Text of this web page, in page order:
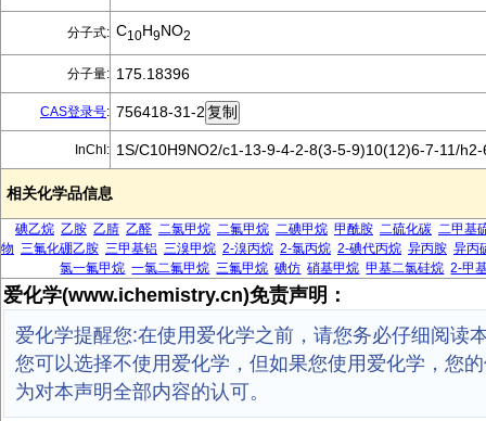
分子式: C10H9NO2
分子量: 175.18396
CAS登录号: 756418-31-2
InChI: 1S/C10H9NO2/c1-13-9-4-2-8(3-5-9)10(12)6-7-11/
相关化学品信息
碘乙烷 乙胺 乙腈 乙醛 二氯甲烷 二氟甲烷 二碘甲烷 甲酰胺 二硫化碳 二甲基
物 三氟化硼乙胺 三甲基铝 三溴甲烷 2-溴丙烷 2-氯丙烷 2-碘代丙烷 异丙胺 异丙
氯一氟甲烷 一氯二氟甲烷 三氟甲烷 碘仿 硝基甲烷 甲基二氯硅烷 2-甲
爱化学(www.ichemistry.cn)免责声明：
爱化学提醒您:在使用爱化学之前，请您务必仔细阅读
您可以选择不使用爱化学，但如果您使用爱化学，您
为对本声明全部内容的认可。